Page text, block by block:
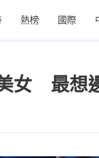
熱榜 國際
女 最想